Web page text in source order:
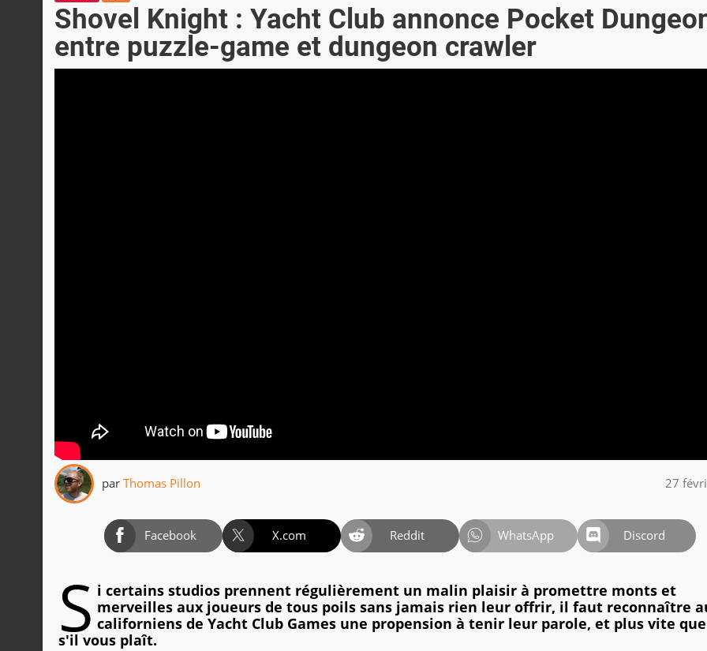
Shovel Knight : Yacht Club annonce Pocket
entre puzzle-game et dungeon crawler
par Thomas Pillon 27
Facebook X.com Reddit WhatsApp Discord
S i certains studios prennent régulièrement un malin plaisir à promettre monts et
merveilles aux joueurs de tous poils sans jamais rien leur offrir, il faut reconnaître
californiens de Yacht Club Games une propension à tenir leur parole, et plus vite
s'il vous plaît.